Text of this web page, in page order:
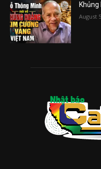
August